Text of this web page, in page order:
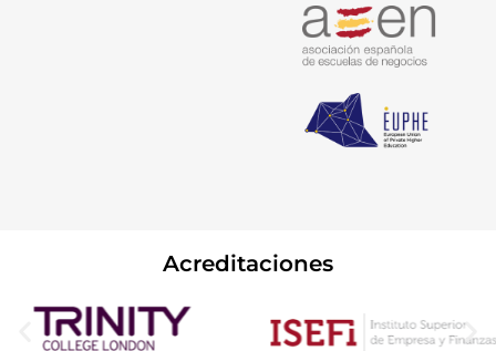
Acreditaciones